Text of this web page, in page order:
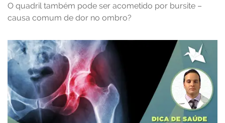
O quadril também pode ser acometido por bursite –
causa comum de dor no ombro?